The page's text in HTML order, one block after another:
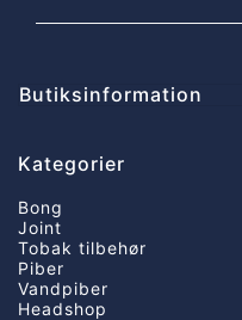
Butiksinformation
Kategorier
Bong
Joint
Tobak tilbehør
Piber
Vandpiber
Headshop